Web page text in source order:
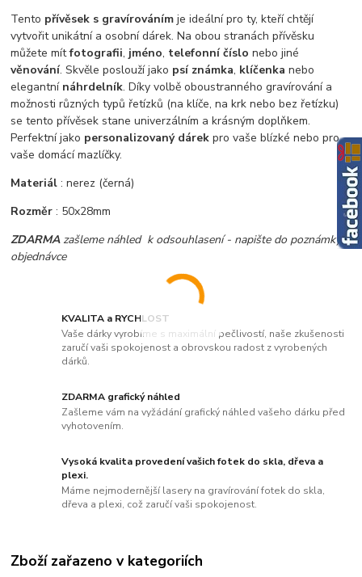
KVALITA a RYCHLOST
Vaše dárky vyrobíme s maximální pečlivostí, naše zkušenosti
zaručí vaši spokojenost a obrovskou radost z vyrobených
dárků.
ZDARMA grafický náhled
Zašleme vám na vyžádání grafický náhled vašeho dárku před
vyhotovením.
Vysoká kvalita provedení vašich fotek do skla, dřeva a
plexi.
Máme nejmodernější lasery na gravírování fotek do skla,
dřeva a plexi, což zaručí vaši spokojenost.
Tento přívěsek s gravírováním je ideální pro ty, kteří chtějí
vytvořit unikátní a osobní dárek. Na obou stranách přívěsku
můžete mítfotografii, jméno, telefonní číslo nebo jiné
věnování. Skvěle poslouží jako psí známka, klíčenka nebo
elegantní náhrdelník. Díky volbě oboustranného gravírování a
možnosti různých typů řetízků (na klíče, na krk nebo bez řetízku)
se tento přívěsek stane univerzálním a krásným doplňkem.
Perfektní jako personalizovaný dárek pro vaše blízké nebo pro
vaše domácí mazlíčky.
Materiál: nerez (černá)
Rozměr: 50x28mm
ZDARMA zašleme náhled k odsouhlasení - napište do poznámky v
objednávce
Zboží zařazeno v kategoriích